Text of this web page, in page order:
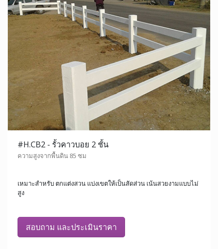
#H.CB2 - รั้วคาวบอย 2 ชั้น
ความสูงจากพื้นดิน 85 ซม
เหมาะสำหรับ ตกแต่งสวน แบ่งเขตให้เป็นสัดส่วน เน้นสวยงามแบบไม่
สูง
สอบถาม และประเมินราคา